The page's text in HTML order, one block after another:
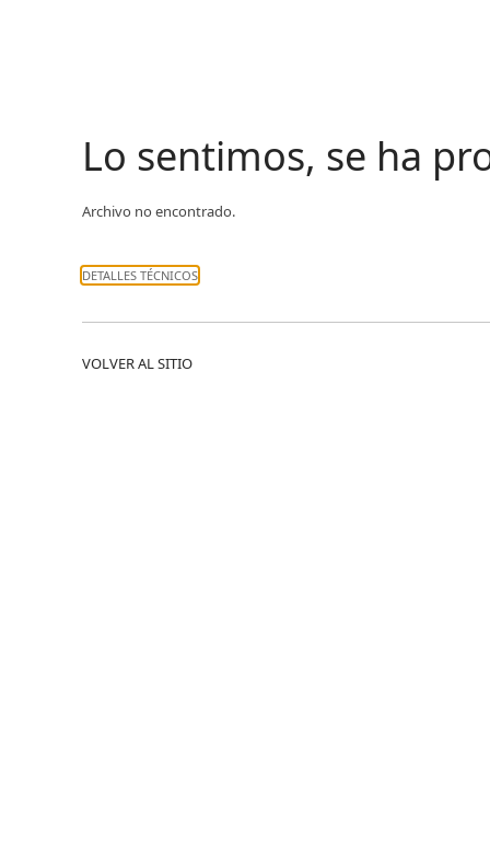
Lo sentimos, se ha
Archivo no encontrado.
DETALLES TÉCNICOS
VOLVER AL SITIO